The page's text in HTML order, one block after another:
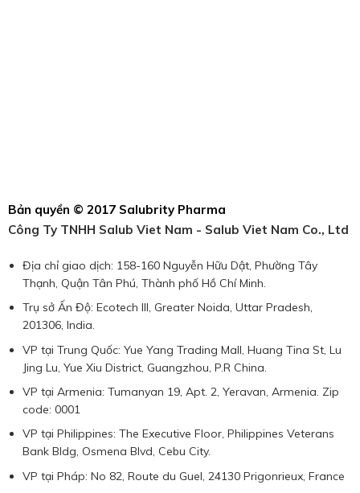
Bản quyền © 2017 Salubrity Pharma
Công Ty TNHH Salub Viet Nam - Salub Viet Nam Co., Ltd
Địa chỉ giao dịch: 158-160 Nguyễn Hữu Dật, Phường Tây
Thạnh, Quận Tân Phú, Thành phố Hồ Chí Minh.
Trụ sở Ấn Độ: Ecotech III, Greater Noida, Uttar Pradesh,
201306, India.
VP tại Trung Quốc: Yue Yang Trading Mall, Huang Tina St, Lu
Jing Lu, Yue Xiu District, Guangzhou, P.R China.
VP tại Armenia: Tumanyan 19, Apt. 2, Yeravan, Armenia. Zip
code: 0001
VP tại Philippines: The Executive Floor, Philippines Veterans
Bank Bldg, Osmena Blvd, Cebu City.
VP tại Pháp: No 82, Route du Guel, 24130 Prigonrieux, France